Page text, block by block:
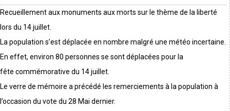
Recueillement aux monuments aux morts sur le thème de la liberté
lors du 14 juillet.
La population s’est déplacée en nombre malgré une météo incertaine.
En effet, environ 80 personnes se sont déplacées pour la
fête commémorative du 14 juillet.
Le verre de mémoire a précédé les remerciements à la population à
l’occasion du vote du 28 Mai dernier.